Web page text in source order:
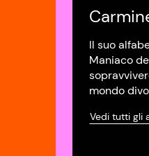
Il suo
Maniaco
mondo
Vedi tutti gli